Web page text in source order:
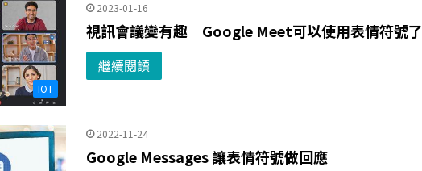
IOT
2023-01-16
視訊會議變有趣 Google Meet可以使用表情符號了
繼續閱讀
2022-11-24
Google Messages 讓表情符號做回應